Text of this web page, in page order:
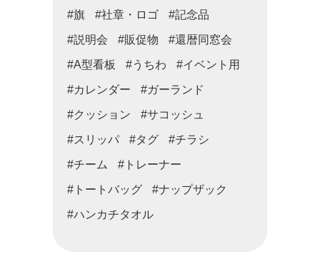
#旗 #社章・ロゴ #記念品
#説明会 #販促物 #還暦同窓会
#A型看板 #うちわ #イベント用
#カレンダー #ガーランド
#クッション #サコッシュ
#スリッパ #タグ #チラシ
#チーム #トレーナー
#トートバッグ #ナップザック
#ハンカチタオル